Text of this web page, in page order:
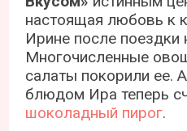
настоящая любовь к
Ирине после поездки
Многочисленные
салаты покорили ее.
блюдом Ира теперь
шоколадный пирог.